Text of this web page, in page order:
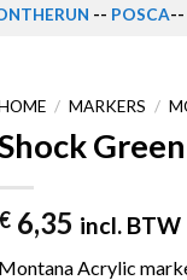
-- POSCA--
/ MARKERS /
€ 6,35 incl. BTW
Montana Acrylic